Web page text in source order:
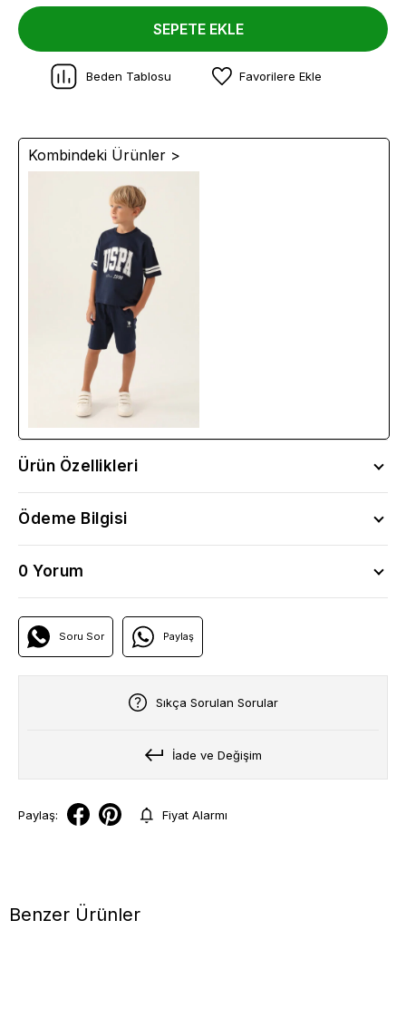
SEPETE EKLE
Beden Tablosu Favorilere Ekle
Kombindeki Ürünler >
Ürün Özellikleri
Ödeme Bilgisi
0 Yorum
Soru Sor Paylaş
Sıkça Sorulan Sorular
İade ve Değişim
Paylaş: Fiyat Alarmı
Benzer Ürünler